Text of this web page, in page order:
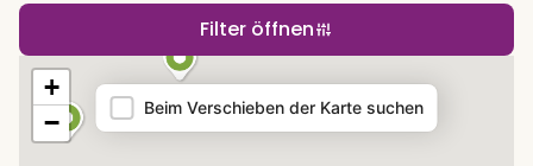
Filter öffnen
Map
+
−
Beim Verschieben der Karte suchen